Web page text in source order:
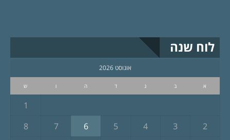
לוח שנה
אוגוסט 2026
א ב ג ד ה ו ש
1
2
3
4
5
6
7
8